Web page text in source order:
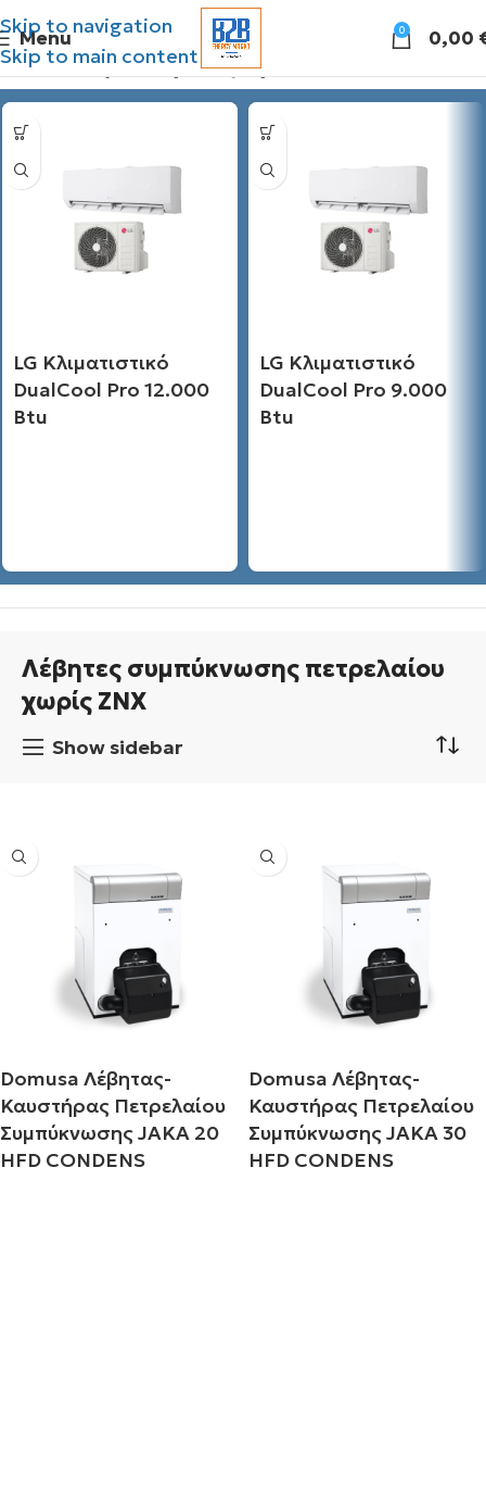
Skip to navigation
Skip to main content
Menu 0 0,00
Διάθεσιμες προσφορές
LG Κλιματιστικό
DualCool Pro 12.000
Btu
LG Κλιματιστικό
DualCool Pro 9.000
Btu
Λέβητες συμπύκνωσης πετρελαίου
χωρίς ΖΝΧ
Show sidebar
Domusa Λέβητας-
Καυστήρας Πετρελαίου
Συμπύκνωσης JAKA 20
HFD CONDENS
Domusa Λέβητας-
Καυστήρας Πετρελαίου
Συμπύκνωσης JAKA 30
HFD CONDENS